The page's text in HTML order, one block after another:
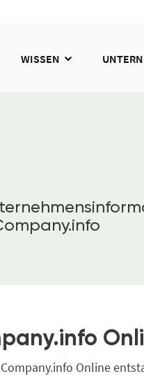
WISSEN
Online